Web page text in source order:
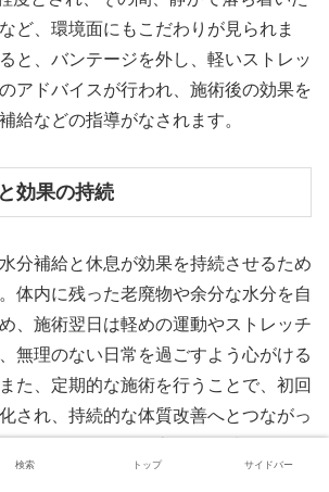
ど、環境面にもこだわりが見られま
と、バンテージを外し、軽いストレッ
アドバイスが行われ、施術後の効果を
給などの指導がなされます。
効果の持続
分補給と休息が効果を持続させるため
体内に残った老廃物や余分な水分を自
、施術翌日は軽めの運動やストレッチ
無理のない日常を過ごすよう心がける
た、定期的な施術を行うことで、初回
され、持続的な体質改善へとつながっ
検索 トップ サイドバー